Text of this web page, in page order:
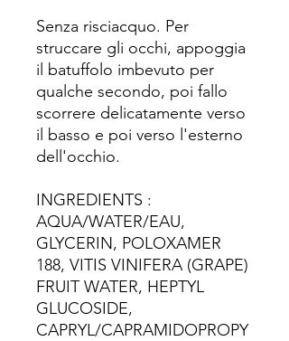
Senza risciacquo. Per
struccare gli occhi, appoggia
il batuffolo imbevuto per
qualche secondo, poi fallo
scorrere delicatamente verso
il basso e poi verso l'esterno
dell'occhio.
INGREDIENTS :
AQUA/WATER/EAU,
GLYCERIN, POLOXAMER
188, VITIS VINIFERA (GRAPE)
FRUIT WATER, HEPTYL
GLUCOSIDE,
CAPRYL/CAPRAMIDOPROPY